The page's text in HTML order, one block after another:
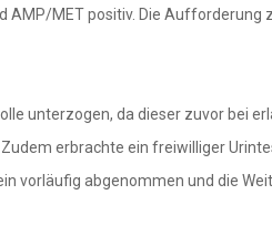
MET positiv. Die Aufforderung
unterzogen, da dieser zuvor bei
erbrachte ein freiwilliger
vorläufig abgenommen und die